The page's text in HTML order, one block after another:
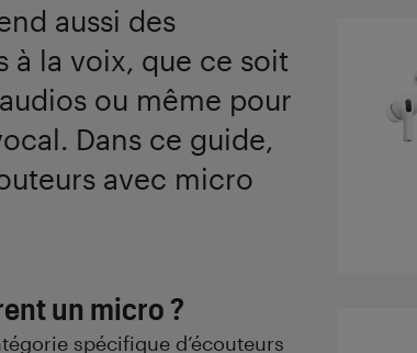
aussi des
à la voix, que ce soit
ou même pour
Dans ce guide,
avec micro
un micro ?
spécifique d’écouteurs